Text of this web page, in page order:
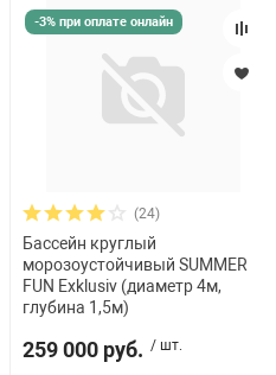
-3% при оплате онлайн
(24)
Бассейн круглый
морозоустойчивый SUMMER
FUN Exklusiv (диаметр 4м,
глубина 1,5м)
259 000 руб. / шт.